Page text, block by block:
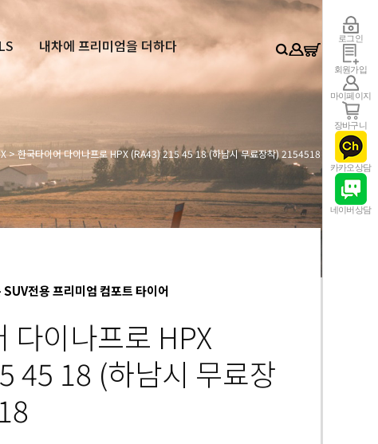
내차에 프리미엄을 더하다 로그인
회원가입
마이페이지
장바구니
카카오상담
네이버상담
> 한국타이어 다이나프로 HPX (RA43) 215 45 18 (하남시 무료장착) 2154518
전용 프리미엄 컴포트 타이어
다이나프로 HPX
45 18 (하남시 무료장